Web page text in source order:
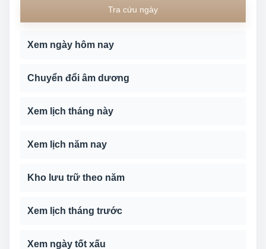
Tra cứu ngày
Xem ngày hôm nay
Chuyển đổi âm dương
Xem lịch tháng này
Xem lịch năm nay
Kho lưu trữ theo năm
Xem lịch tháng trước
Xem ngày tốt xấu